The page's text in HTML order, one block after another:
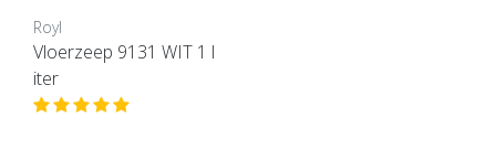
Royl
Vloerzeep 9131 WIT 1 l
iter